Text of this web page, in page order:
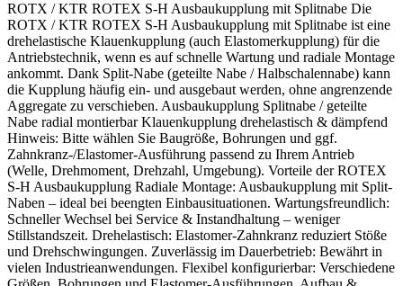
ROTX / KTR ROTEX S-H Ausbaukupplung mit Splitnabe Die
ROTX / KTR ROTEX S-H Ausbaukupplung mit Splitnabe ist eine
drehelastische Klauenkupplung (auch Elastomerkupplung) für die
Antriebstechnik, wenn es auf schnelle Wartung und radiale Montage
ankommt. Dank Split-Nabe (geteilte Nabe / Halbschalennabe) kann
die Kupplung häufig ein- und ausgebaut werden, ohne angrenzende
Aggregate zu verschieben. Ausbaukupplung Splitnabe / geteilte
Nabe radial montierbar Klauenkupplung drehelastisch & dämpfend
Hinweis: Bitte wählen Sie Baugröße, Bohrungen und ggf.
Zahnkranz-/Elastomer-Ausführung passend zu Ihrem Antrieb
(Welle, Drehmoment, Drehzahl, Umgebung). Vorteile der ROTEX
S-H Ausbaukupplung Radiale Montage: Ausbaukupplung mit Split-
Naben – ideal bei beengten Einbausituationen. Wartungsfreundlich:
Schneller Wechsel bei Service & Instandhaltung – weniger
Stillstandszeit. Drehelastisch: Elastomer-Zahnkranz reduziert Stöße
und Drehschwingungen. Zuverlässig im Dauerbetrieb: Bewährt in
vielen Industrieanwendungen. Flexibel konfigurierbar: Verschiedene